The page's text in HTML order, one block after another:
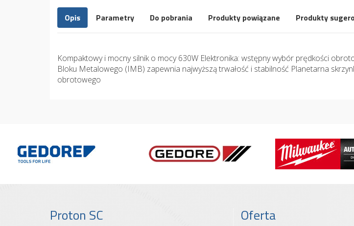
Opis Parametry Do pobrania Produkty powiązane Produkty
Kompaktowy i mocny silnik o mocy 630W Elektronika: wstępny wybór prędkości
Bloku Metalowego (IMB) zapewnia najwyższą trwałość i stabilność Planetarna
obrotowego
Proton SC Oferta